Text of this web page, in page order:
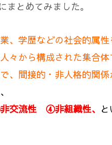
とめてみました。
、学歴などの社会的属性
々から構成された集合体
、間接的・非人格的関係
流性 ④非組織性、